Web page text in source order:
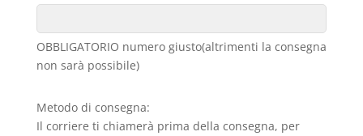
OBBLIGATORIO numero giusto(altrimenti la consegna
non sarà possibile)
Metodo di consegna:
Il corriere ti chiamerà prima della consegna, per